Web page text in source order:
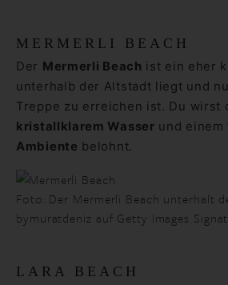
MERMERLI BEACH
Der Mermerli Beach ist ein eher
unterhalb der Altstadt liegt und
Treppe zu erreichen ist. Du wirst
kristallklarem Wasser und einem
Ambiente belohnt.
Foto: Der Mermerli Beach unterhalt
bymuratdeniz auf Getty Images
LARA BEACH